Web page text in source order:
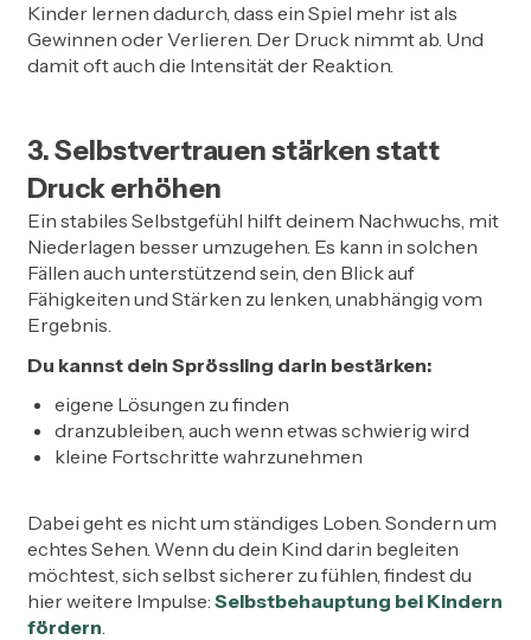
Kinder lernen dadurch, dass ein Spiel mehr ist als
Gewinnen oder Verlieren. Der Druck nimmt ab. Und
damit oft auch die Intensität der Reaktion.
3. Selbstvertrauen stärken statt
Druck erhöhen
Ein stabiles Selbstgefühl hilft deinem Nachwuchs, mit
Niederlagen besser umzugehen. Es kann in solchen
Fällen auch unterstützend sein, den Blick auf
Fähigkeiten und Stärken zu lenken, unabhängig vom
Ergebnis.
Du kannst dein Sprössling darin bestärken:
eigene Lösungen zu finden
dranzubleiben, auch wenn etwas schwierig wird
kleine Fortschritte wahrzunehmen
Dabei geht es nicht um ständiges Loben. Sondern um
echtes Sehen. Wenn du dein Kind darin begleiten
möchtest, sich selbst sicherer zu fühlen, findest du
hier weitere Impulse: Selbstbehauptung bei Kindern
fördern